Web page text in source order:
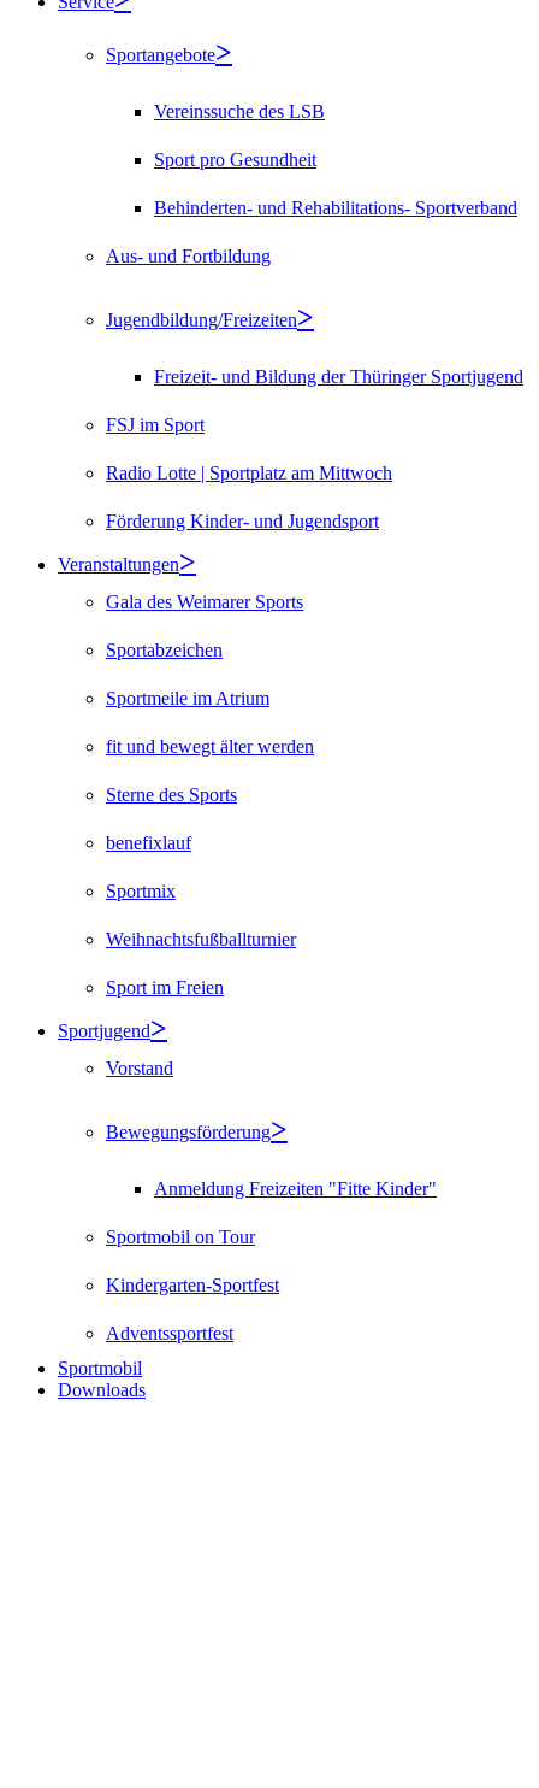
Sportangebote
Vereinssuche des LSB
Sport pro Gesundheit
Behinderten- und Rehabilitations- Sportverband
Aus- und Fortbildung
Jugendbildung/Freizeiten
Freizeit- und Bildung der Thüringer Sportjugend
FSJ im Sport
Radio Lotte | Sportplatz am Mittwoch
Förderung Kinder- und Jugendsport
Veranstaltungen
Gala des Weimarer Sports
Sportabzeichen
Sportmeile im Atrium
fit und bewegt älter werden
Sterne des Sports
benefixlauf
Sportmix
Weihnachtsfußballturnier
Sport im Freien
Sportjugend
Vorstand
Bewegungsförderung
Anmeldung Freizeiten "Fitte Kinder"
Sportmobil on Tour
Kindergarten-Sportfest
Adventssportfest
Sportmobil
Downloads